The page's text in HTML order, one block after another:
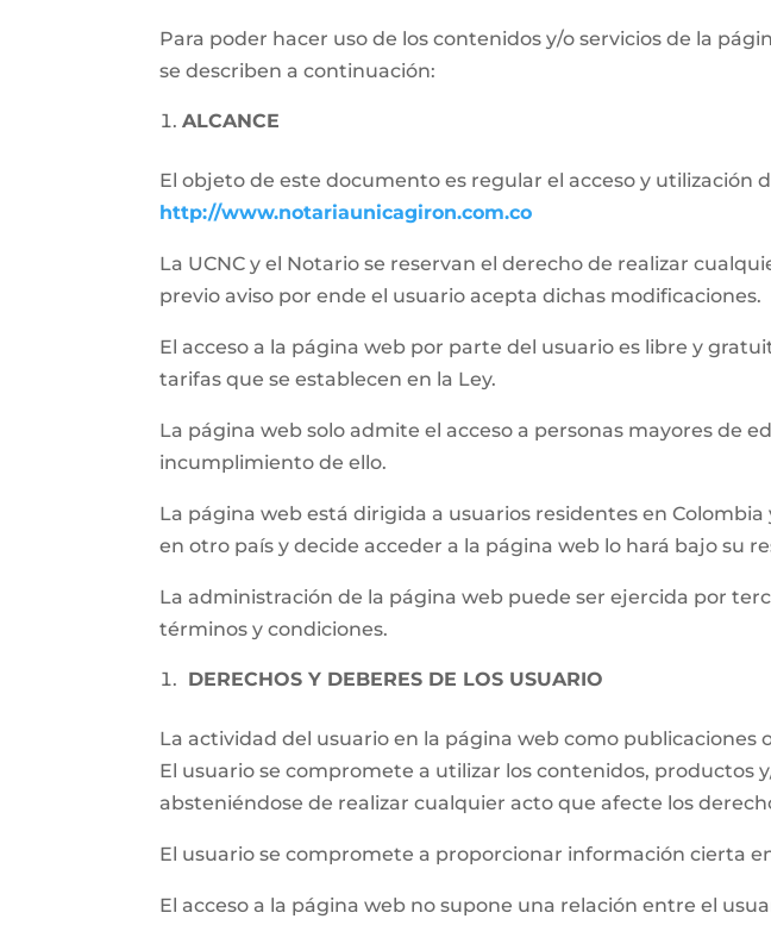
Para poder hacer uso de los contenidos y/o servicios de la
se describen a continuación:
ALCANCE
El objeto de este documento es regular el acceso y utilización
http://www.notariaunicagiron.com.co
La UCNC y el Notario se reservan el derecho de realizar
previo aviso por ende el usuario acepta dichas modificaciones.
El acceso a la página web por parte del usuario es libre y
tarifas que se establecen en la Ley.
La página web solo admite el acceso a personas mayores de
incumplimiento de ello.
La página web está dirigida a usuarios residentes en
en otro país y decide acceder a la página web lo hará bajo su
La administración de la página web puede ser ejercida por
términos y condiciones.
DERECHOS Y DEBERES DE LOS USUARIO
La actividad del usuario en la página web como
El usuario se compromete a utilizar los contenidos, productos
absteniéndose de realizar cualquier acto que afecte los
El usuario se compromete a proporcionar información cierta
El acceso a la página web no supone una relación entre el